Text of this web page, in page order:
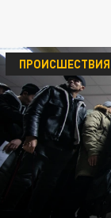
ПРОИСШЕСТВИЯ